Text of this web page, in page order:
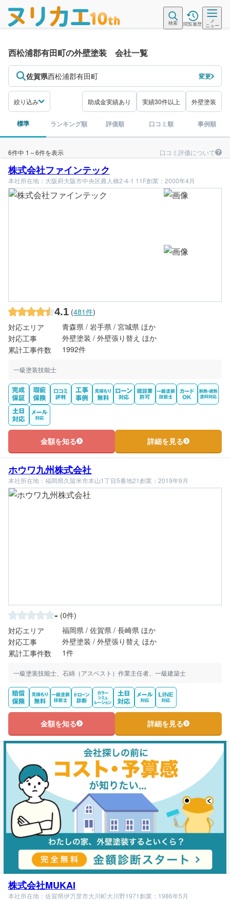
検索 閲覧履歴
メ
ニュー
西松浦郡有田町の外壁塗装 会社一覧
佐賀県西松浦郡有田町 変更
絞り込み 助成金実績あり 実績30件以上 外壁塗装
標準 ランキング順 評価順 口コミ順 事例順
6件中 1～6件を表示 口コミ評価について
株式会社ファインテック
本社所在地：大阪府大阪市中央区農人橋2-4-1 11F創業：2000年4月
4.1 (481件)
対応エリア
青森県 / 岩手県 / 宮城県 ほか
対応工事
外壁塗装 / 外壁張り替え ほか
累計工事件数
1992件
一級塗装技能士
金額を知る 詳細を見る
ホウワ九州株式会社
本社所在地：福岡県久留米市本山1丁目5番地21創業：2019年9月
- (0件)
対応エリア
福岡県 / 佐賀県 / 長崎県 ほか
対応工事
外壁塗装 / 外壁張り替え ほか
累計工事件数
1件
一級塗装技能士、石綿（アスベスト）作業主任者、一級建築士
金額を知る 詳細を見る
株式会社MUKAI
本社所在地：佐賀県伊万里市大川町大川野1971創業：1986年5月